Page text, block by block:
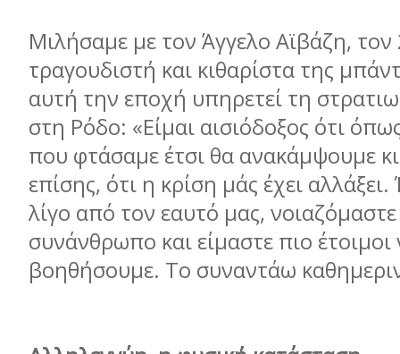
Μιλήσαµε µε τον Άγγελο Αϊβάζη,
τραγουδιστή και κιθαρίστα της
αυτή την εποχή υπηρετεί τη
στη Ρόδο: «Είµαι αισιόδοξος ότι
που φτάσαµε έτσι θα ανακάµψουµε
επίσης, ότι η κρίση µάς έχει
λίγο από τον εαυτό µας, νοιαζόµαστε
συνάνθρωπο και είµαστε πιο έτοιµοι
βοηθήσουµε. Το συναντάω